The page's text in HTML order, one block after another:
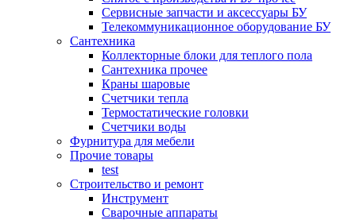
Сервисные запчасти и аксессуары БУ
Телекоммуникационное оборудование БУ
Сантехника
Коллекторные блоки для теплого пола
Сантехника прочее
Краны шаровые
Счетчики тепла
Термоcтатические головки
Счетчики воды
Фурнитура для мебели
Прочие товары
test
Строительство и ремонт
Инструмент
Сварочные аппараты